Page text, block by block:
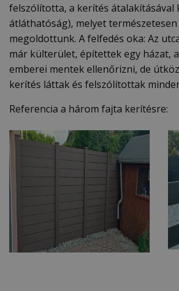
felszólította, a kerítés átalakításával
átláthatóság), melyet
megoldottunk. A felfedés oka: Az
már külterület, építettek egy házat,
emberei mentek ellenőrizni, de
kerítés láttak és felszólítottak
Referencia a három fajta kerítésre: